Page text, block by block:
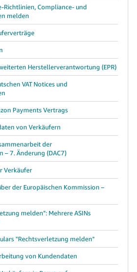
Richtlinien, Compliance- und
melden
Herstellerverantwortung (EPR)
VAT Notices und
Payments Vertrags
von Verkäufern
der
– 7. Änderung (DAC7)
Verkäufer
der Europäischen Kommission –
melden": Mehrere ASINs
"Rechtsverletzung melden"
von Kundendaten